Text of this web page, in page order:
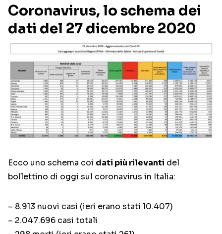
Coronavirus, lo schema dei
dati del 27 dicembre 2020
Ecco uno schema coi dati più rilevanti del
bollettino di oggi sul coronavirus in Italia:
– 8.913 nuovi casi (ieri erano stati 10.407)
– 2.047.696 casi totali